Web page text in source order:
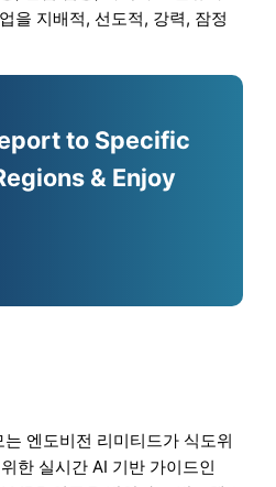
을 지배적, 선도적, 강력, 잠정
to Specific
& Enjoy
엔도비전 리미티드가 식도위
한 실시간 AI 기반 가이드인